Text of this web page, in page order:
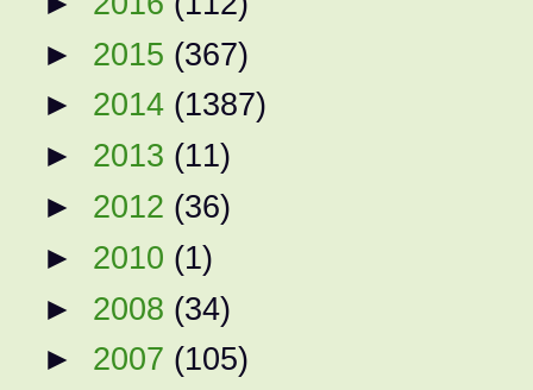
► 2015 (367)
► 2014 (1387)
► 2013 (11)
► 2012 (36)
► 2010 (1)
► 2008 (34)
► 2007 (105)